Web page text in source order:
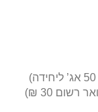
30 ₪)